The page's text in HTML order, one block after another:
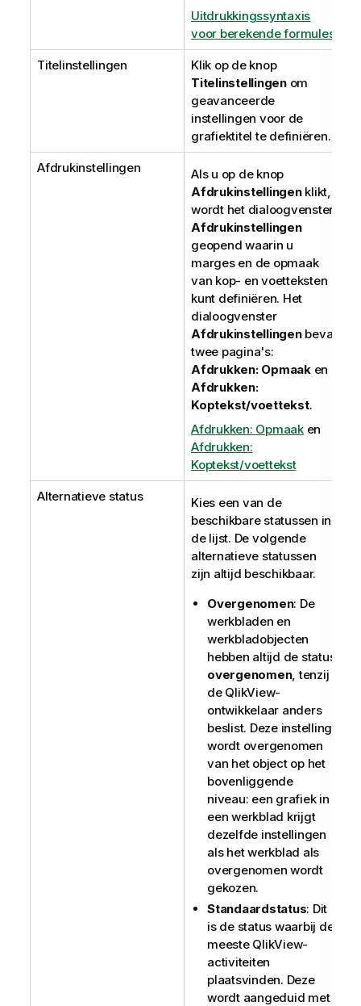
Uitdrukkingssyntaxis
voor berekende formules
Titelinstellingen
Klik op de knop
Titelinstellingenom
geavanceerde
instellingen voor de
grafiektitel te definiëren.
Afdrukinstellingen
Als u op de knop
Afdrukinstellingenklikt,
wordt het dialoogvenster
Afdrukinstellingen
geopend waarin u
marges en de opmaak
van kop- en voetteksten
kunt definiëren. Het
dialoogvenster
Afdrukinstellingenbevat
twee pagina's:
Afdrukken: Opmaaken
Afdrukken:
Koptekst/voettekst.
Afdrukken: Opmaaken
Afdrukken:
Koptekst/voettekst
Alternatieve status
Kies een van de
beschikbare statussen in
de lijst. De volgende
alternatieve statussen
zijn altijd beschikbaar.
Overgenomen: De
werkbladen en
werkbladobjecten
hebben altijd de status
overgenomen, tenzij
de QlikView-
ontwikkelaar anders
beslist. Deze instelling
wordt overgenomen
van het object op het
bovenliggende
niveau: een grafiek in
een werkblad krijgt
dezelfde instellingen
als het werkblad als
overgenomen wordt
gekozen.
Standaardstatus: Dit
is de status waarbij de
meeste QlikView-
activiteiten
plaatsvinden. Deze
wordt aangeduid met